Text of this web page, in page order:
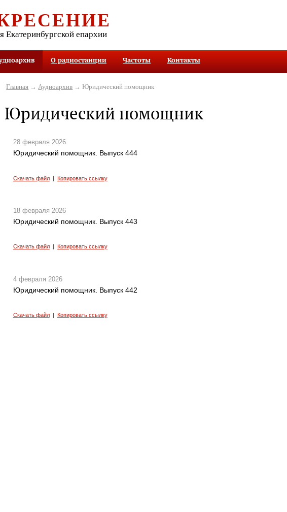
Екатеринбургской епархии
О радиостанции Частоты Контакты
Главная → Аудиоархив → Юридический помощник
Юридический помощник
28 февраля 2026
Юридический помощник. Выпуск 444
Скачать файл| Копировать ссылку
18 февраля 2026
Юридический помощник. Выпуск 443
Скачать файл| Копировать ссылку
4 февраля 2026
Юридический помощник. Выпуск 442
Скачать файл| Копировать ссылку